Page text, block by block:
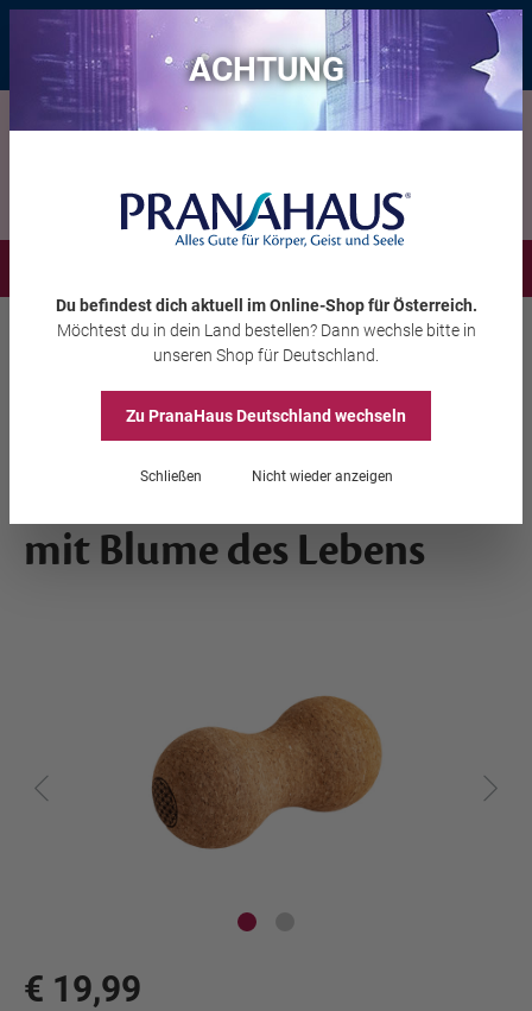
Bis zu 20 € Rabatt* mit dem Vorteils-Codeeintauchen , gültig bis
11.08.2026
Wohlbefinden Meditationszubehör
Faszien Duoball aus Kork
mit Blume des Lebens
€ 19,99
ACHTUNG
Du befindest dich aktuell im Online-Shopfür Österreich.
Möchtest du in dein Land bestellen? Dann wechsle bitte in
unseren Shop für Deutschland
Zu PranaHausDeutschland wechseln
Schließen Nicht wieder anzeigen